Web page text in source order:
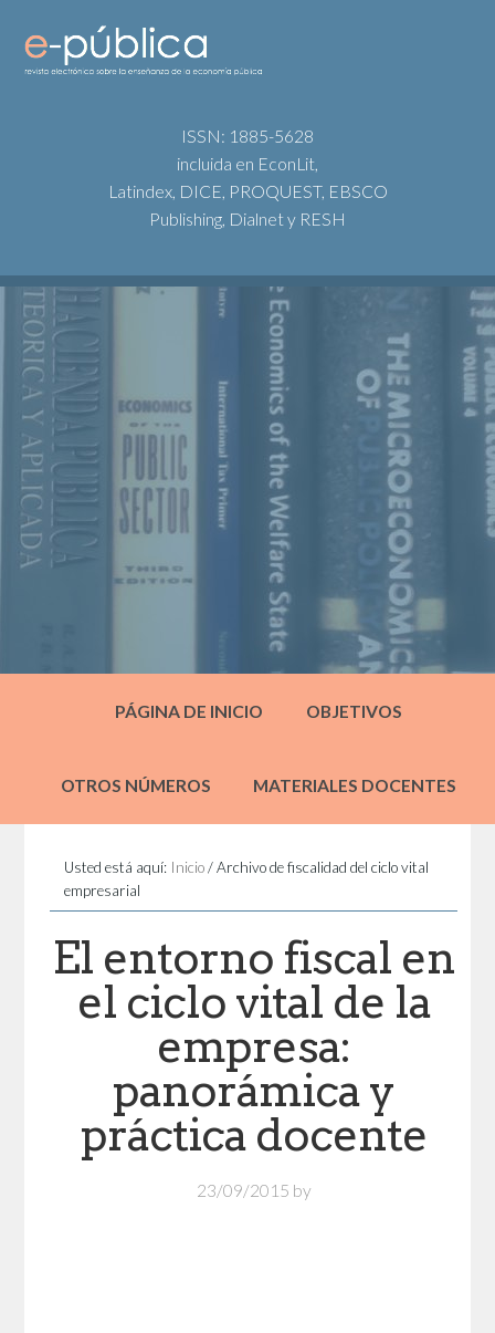
ISSN: 1885-5628
incluida en EconLit,
Latindex, DICE, PROQUEST, EBSCO
Publishing, Dialnet y RESH
PÁGINA DE INICIO OBJETIVOS
OTROS NÚMEROS MATERIALES DOCENTES
Usted está aquí: Inicio /Archivo de fiscalidad del ciclo vital
empresarial
El entorno fiscal en
el ciclo vital de la
empresa:
panorámica y
práctica docente
23/09/2015 by